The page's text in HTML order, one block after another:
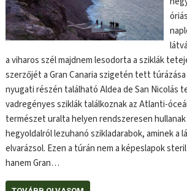
a viharos szél majdnem lesodorta a sziklák
szerzőjét a Gran Canaria szigetén tett
nyugati részén található Aldea de San Nicolás
vadregényes sziklák találkoznak az Atlanti-
természet uralta helyen rendszeresen hullanak
hegyoldalról lezuhanó szikladarabok, aminek a
elvarázsol. Ezen a túrán nem a képeslapok
hanem Gran…